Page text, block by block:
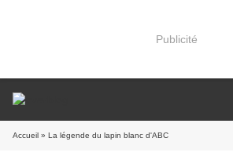
Publicité
Accueil » La légende du lapin blanc d'ABC